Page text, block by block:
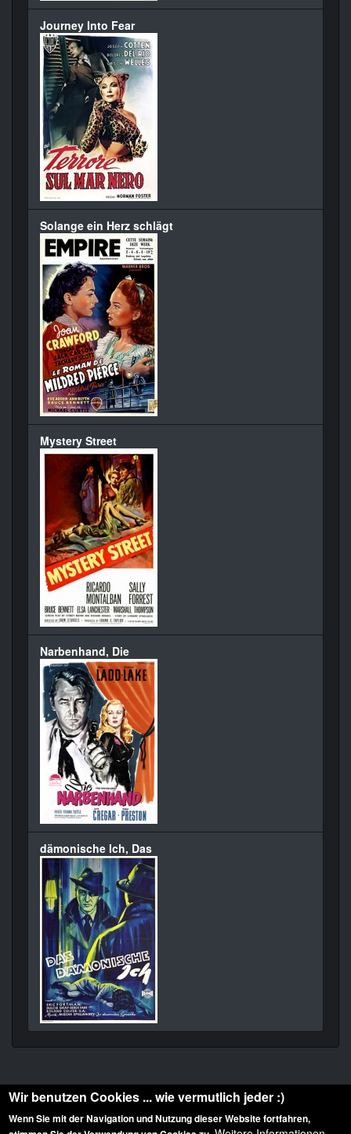
Journey Into Fear
Solange ein Herz schlägt
Mystery Street
Narbenhand, Die
dämonische Ich, Das
Wir benutzen Cookies ... wie vermutlich jeder :)
Wenn Sie mit der Navigation und Nutzung dieser Website fortfahren,